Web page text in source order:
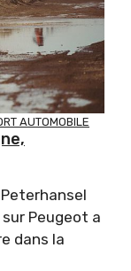
AUTOMOBILE
Peugeot a
dans la